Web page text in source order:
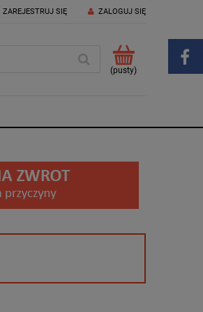
ZAREJESTRUJ SIĘ ZALOGUJ SIĘ
(pusty)